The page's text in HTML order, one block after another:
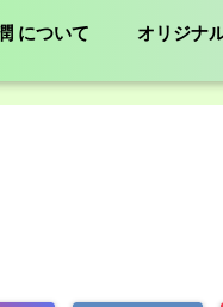
について オリジナ